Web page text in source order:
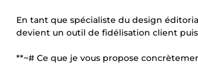
En tant que spécialiste du design
devient un outil de fidélisation client
**~# Ce que je vous propose